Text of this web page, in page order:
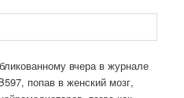
вчера в журнале
попав в женский мозг,